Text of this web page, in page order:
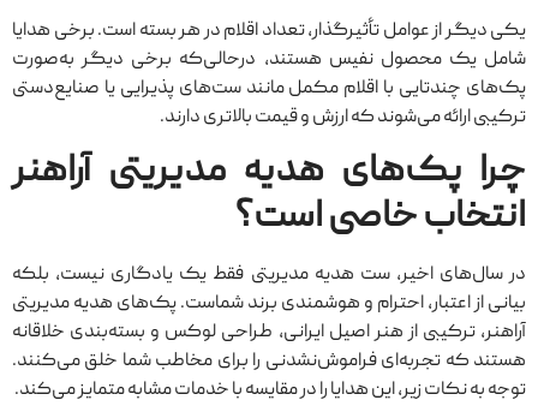
یکی دیگر از عوامل تأثیرگذار، تعداد اقلام در هر بسته است. برخی هدایا
شامل یک محصول نفیس هستند، درحالی‌که برخی دیگر به‌صورت
پک‌های چندتایی با اقلام مکمل مانند ست‌های پذیرایی یا صنایع‌دستی
ترکیبی ارائه می‌شوند که ارزش و قیمت بالاتری دارند.
چرا پک‌های هدیه مدیریتی آراهنر
انتخاب خاصی است؟
در سال‌های اخیر، ست هدیه مدیریتی فقط یک یادگاری نیست، بلکه
بیانی از اعتبار، احترام و هوشمندی برند شماست. پک‌های هدیه مدیریتی
آراهنر، ترکیبی از هنر اصیل ایرانی، طراحی لوکس و بسته‌بندی خلاقانه
هستند که تجربه‌ای فراموش‌نشدنی را برای مخاطب شما خلق می‌کنند.
توجه به نکات زیر، این هدایا را در مقایسه با خدمات مشابه متمایز می‌کند.